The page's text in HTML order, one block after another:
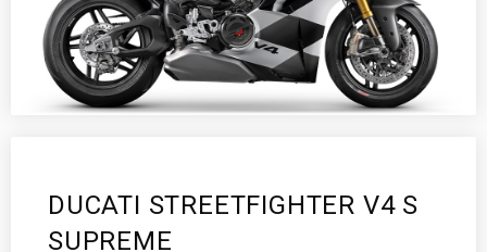
DUCATI STREETFIGHTER V4 S
SUPREME